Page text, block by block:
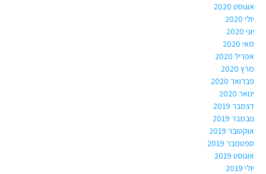
אוגוסט 2020
יולי 2020
יוני 2020
מאי 2020
אפריל 2020
מרץ 2020
פברואר 2020
ינואר 2020
דצמבר 2019
נובמבר 2019
אוקטובר 2019
ספטמבר 2019
אוגוסט 2019
יולי 2019